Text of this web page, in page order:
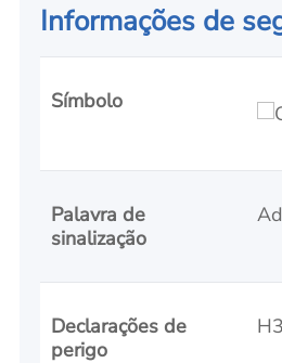
Informações de
Símbolo
Palavra de
sinalização
Declarações de
perigo